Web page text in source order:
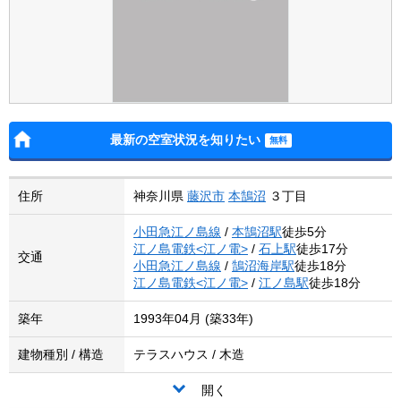
最新の空室状況を知りたい
住所 神奈川県 藤沢市 本鵠沼 ３丁目
交通
小田急江ノ島線 / 本鵠沼駅徒歩5分
江ノ島電鉄<江ノ電> / 石上駅徒歩17分
小田急江ノ島線 / 鵠沼海岸駅徒歩18分
江ノ島電鉄<江ノ電> / 江ノ島駅徒歩18分
築年 1993年04月 (築33年)
建物種別 / 構造 テラスハウス / 木造
開く